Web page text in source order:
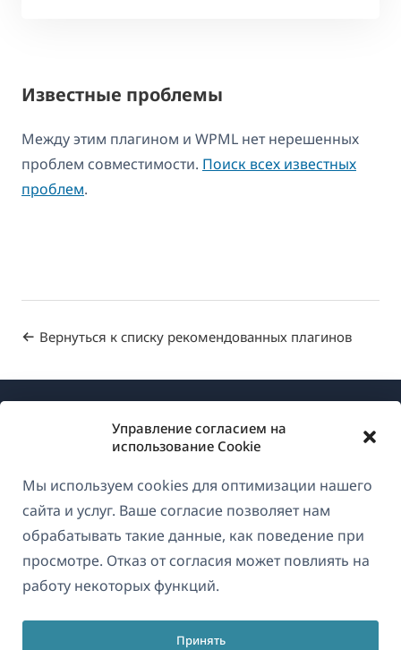
Управление согласием на
использование Cookie
Мы используем cookies для оптимизации нашего
сайта и услуг. Ваше согласие позволяет нам
обрабатывать такие данные, как поведение при
просмотре. Отказ от согласия может повлиять на
работу некоторых функций.
Принять
Известные проблемы
Между этим плагином и WPML нет нерешенных
проблем совместимости. Поиск всех известных
проблем.
Вернуться к списку рекомендованных плагинов
О WPML
GDPR и политика конфиденциальности
Присоединяйтесь к нашей команде
(открывается
в
новом
в
новом
в